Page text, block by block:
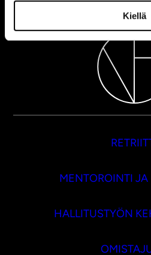
Kiellä
MENTOROINTI
HALLITUSTYÖN